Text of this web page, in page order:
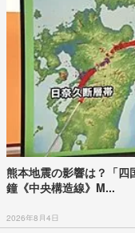
熊本地震の影響は？「四
鐘《中央構造線》M...
2026年8月4日